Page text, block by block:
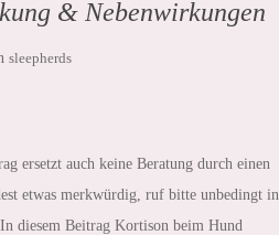
& Nebenwirkungen
sleepherds
ersetzt auch keine Beratung durch einen
etwas merkwürdig, ruf bitte unbedingt in
diesem Beitrag Kortison beim Hund